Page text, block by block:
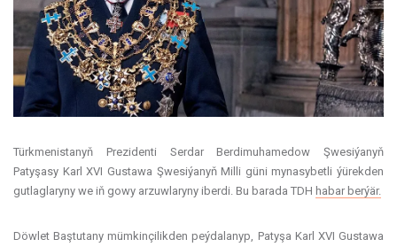
Türkmenistanyň Prezidenti Serdar Berdimuhamedow Şwesiýanyň
Patyşasy Karl XVI Gustawa Şwesiýanyň Milli güni mynasybetli ýürekden
gutlaglaryny we iň gowy arzuwlaryny iberdi. Bu barada TDH habar berýär.
Döwlet Baştutany mümkinçilikden peýdalanyp, Patyşa Karl XVI Gustawa